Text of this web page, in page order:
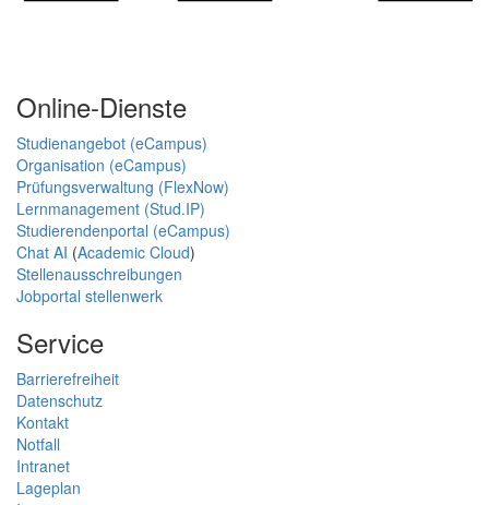
Online-Dienste
Studienangebot (eCampus)
Organisation (eCampus)
Prüfungsverwaltung (FlexNow)
Lernmanagement (Stud.IP)
Studierendenportal (eCampus)
Chat AI (Academic Cloud)
Stellenausschreibungen
Jobportal stellenwerk
Service
Barrierefreiheit
Datenschutz
Kontakt
Notfall
Intranet
Lageplan